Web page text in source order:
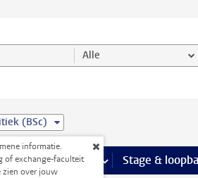
categorie Alle
(BSc)
informatie.
of exchange-faculteit
zien over jouw
pagina’s meer Extra
Stage &